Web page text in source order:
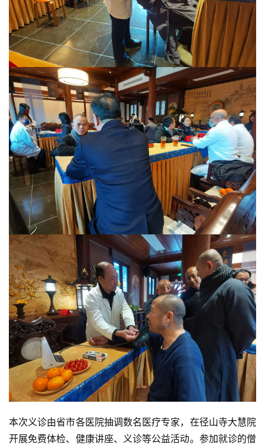
本次义诊由省市各医院抽调数名医疗专家，在径山寺大慧院
开展免费体检、健康讲座、义诊等公益活动。参加就诊的僧